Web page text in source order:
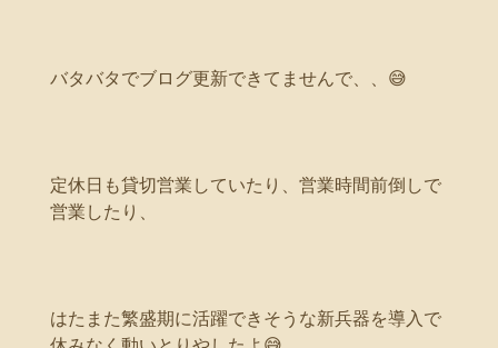
バタバタでブログ更新できてませんで、、😅
定休日も貸切営業していたり、営業時間前倒しで
営業したり、
はたまた繁盛期に活躍できそうな新兵器を導入で